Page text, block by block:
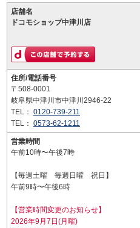
店舗名
ドコモショップ中津川店
住所/電話番号
〒508-0001
岐阜県中津川市中津川2946-22
TEL： 0120-739-211
TEL： 0573-62-1211
営業時間
午前10時〜午後7時
【毎週土曜 毎週日曜 祝日】
午前9時〜午後6時
【営業時間変更のお知らせ】
2026年9月7日(月曜)